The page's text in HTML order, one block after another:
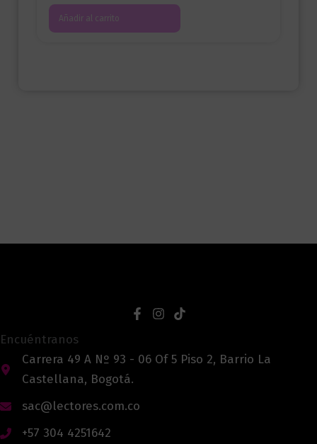
Añadir al carrito
Encuéntranos
Carrera 49 A Nº 93 - 06 Of 5 Piso 2, Barrio La
Castellana, Bogotá.
sac@lectores.com.co
+57 304 4251642